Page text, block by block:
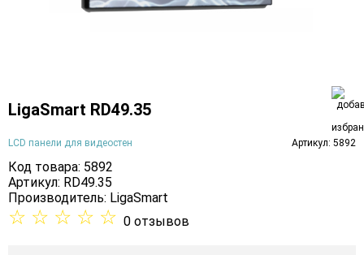
LigaSmart RD49.35
LCD панели для видеостен Артикул: 5892
Код товара: 5892
Артикул: RD49.35
Производитель: LigaSmart
☆ ☆ ☆ ☆ ☆ 0 отзывов